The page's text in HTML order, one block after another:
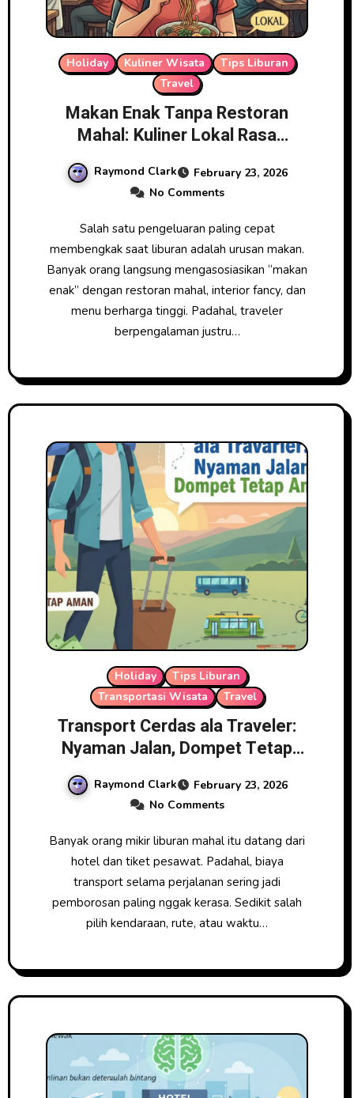
Holiday Kuliner Wisata
Tips Liburan
Travel
Makan Enak Tanpa Restoran
Mahal: Kuliner Lokal Rasa
Raymond Clark
February 23, 2026
No Comments
Salah satu pengeluaran paling cepat
membengkak saat liburan adalah urusan makan.
Banyak orang langsung mengasosiasikan “makan
enak” dengan restoran mahal, interior fancy, dan
menu berharga tinggi. Padahal, traveler
berpengalaman justru…
Holiday
Tips Liburan
Transportasi Wisata
Travel
Transport Cerdas ala Traveler:
Nyaman Jalan, Dompet Tetap
Raymond Clark
February 23, 2026
No Comments
Banyak orang mikir liburan mahal itu datang dari
hotel dan tiket pesawat. Padahal, biaya
transport selama perjalanan sering jadi
pemborosan paling nggak kerasa. Sedikit salah
pilih kendaraan, rute, atau waktu…